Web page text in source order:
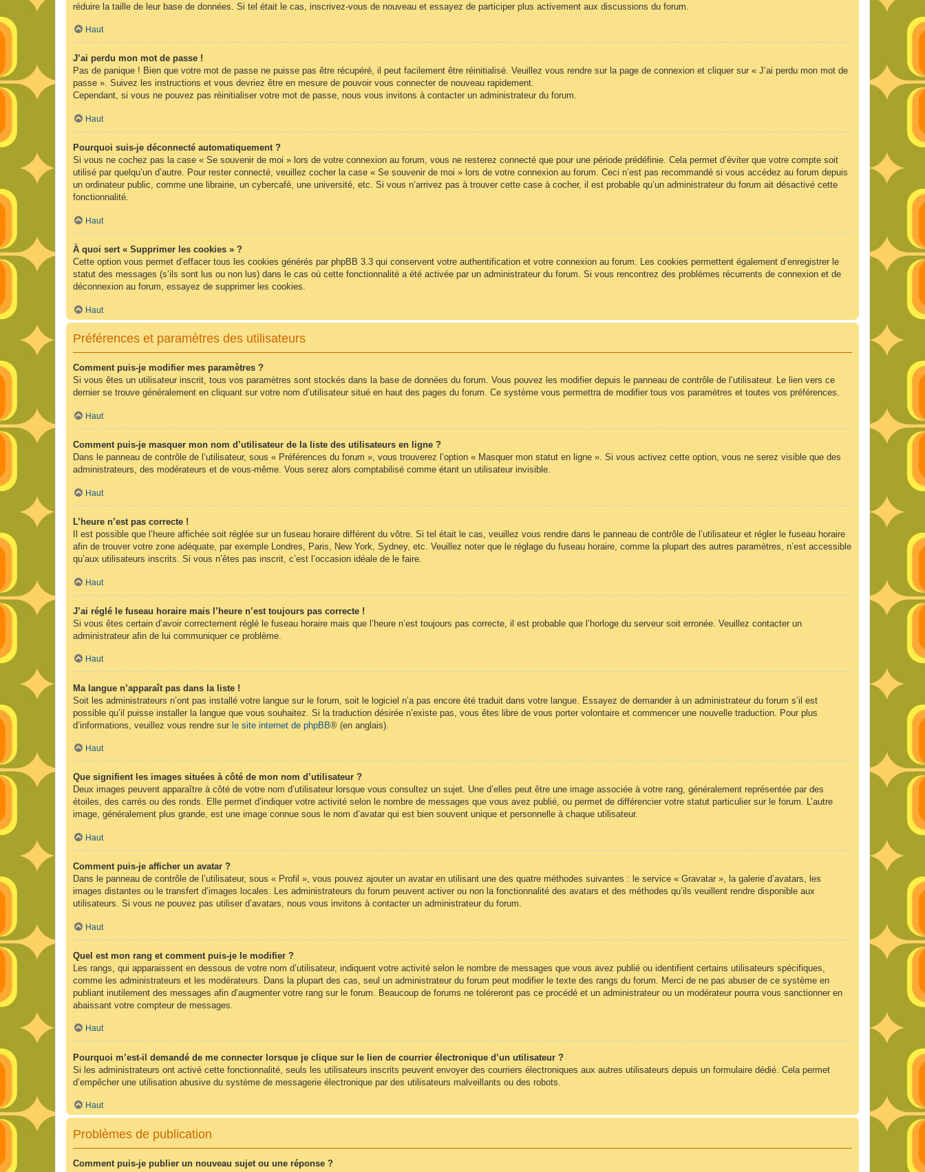
réduire la taille de leur base de données. Si tel était le cas, inscrivez-vous de nouveau et essayez de participer plus activement aux discussions du forum.
Haut
J’ai perdu mon mot de passe !
Pas de panique ! Bien que votre mot de passe ne puisse pas être récupéré, il peut facilement être réinitialisé. Veuillez vous rendre sur la page de connexion et cliquer sur « J’ai perdu mon mot de
passe ». Suivez les instructions et vous devriez être en mesure de pouvoir vous connecter de nouveau rapidement.
Cependant, si vous ne pouvez pas réinitialiser votre mot de passe, nous vous invitons à contacter un administrateur du forum.
Haut
Pourquoi suis-je déconnecté automatiquement ?
Si vous ne cochez pas la case « Se souvenir de moi » lors de votre connexion au forum, vous ne resterez connecté que pour une période prédéfinie. Cela permet d’éviter que votre compte soit
utilisé par quelqu’un d’autre. Pour rester connecté, veuillez cocher la case « Se souvenir de moi » lors de votre connexion au forum. Ceci n’est pas recommandé si vous accédez au forum depuis
un ordinateur public, comme une librairie, un cybercafé, une université, etc. Si vous n’arrivez pas à trouver cette case à cocher, il est probable qu’un administrateur du forum ait désactivé cette
fonctionnalité.
Haut
À quoi sert « Supprimer les cookies » ?
Cette option vous permet d’effacer tous les cookies générés par phpBB 3.3 qui conservent votre authentification et votre connexion au forum. Les cookies permettent également d’enregistrer le
statut des messages (s’ils sont lus ou non lus) dans le cas où cette fonctionnalité a été activée par un administrateur du forum. Si vous rencontrez des problèmes récurrents de connexion et de
déconnexion au forum, essayez de supprimer les cookies.
Haut
Préférences et paramètres des utilisateurs
Comment puis-je modifier mes paramètres ?
Si vous êtes un utilisateur inscrit, tous vos paramètres sont stockés dans la base de données du forum. Vous pouvez les modifier depuis le panneau de contrôle de l’utilisateur. Le lien vers ce
dernier se trouve généralement en cliquant sur votre nom d’utilisateur situé en haut des pages du forum. Ce système vous permettra de modifier tous vos paramètres et toutes vos préférences.
Haut
Comment puis-je masquer mon nom d’utilisateur de la liste des utilisateurs en ligne ?
Dans le panneau de contrôle de l’utilisateur, sous « Préférences du forum », vous trouverez l’option « Masquer mon statut en ligne ». Si vous activez cette option, vous ne serez visible que des
administrateurs, des modérateurs et de vous-même. Vous serez alors comptabilisé comme étant un utilisateur invisible.
Haut
L’heure n’est pas correcte !
Il est possible que l’heure affichée soit réglée sur un fuseau horaire différent du vôtre. Si tel était le cas, veuillez vous rendre dans le panneau de contrôle de l’utilisateur et régler le fuseau horaire
afin de trouver votre zone adéquate, par exemple Londres, Paris, New York, Sydney, etc. Veuillez noter que le réglage du fuseau horaire, comme la plupart des autres paramètres, n’est accessible
qu’aux utilisateurs inscrits. Si vous n’êtes pas inscrit, c’est l’occasion idéale de le faire.
Haut
J’ai réglé le fuseau horaire mais l’heure n’est toujours pas correcte !
Si vous êtes certain d’avoir correctement réglé le fuseau horaire mais que l’heure n’est toujours pas correcte, il est probable que l’horloge du serveur soit erronée. Veuillez contacter un
administrateur afin de lui communiquer ce problème.
Haut
Ma langue n’apparaît pas dans la liste !
Soit les administrateurs n’ont pas installé votre langue sur le forum, soit le logiciel n’a pas encore été traduit dans votre langue. Essayez de demander à un administrateur du forum s’il est
possible qu’il puisse installer la langue que vous souhaitez. Si la traduction désirée n’existe pas, vous êtes libre de vous porter volontaire et commencer une nouvelle traduction. Pour plus
d’informations, veuillez vous rendre sur le site internet de phpBB® (en anglais).
Haut
Que signifient les images situées à côté de mon nom d’utilisateur ?
Deux images peuvent apparaître à côté de votre nom d’utilisateur lorsque vous consultez un sujet. Une d’elles peut être une image associée à votre rang, généralement représentée par des
étoiles, des carrés ou des ronds. Elle permet d’indiquer votre activité selon le nombre de messages que vous avez publié, ou permet de différencier votre statut particulier sur le forum. L’autre
image, généralement plus grande, est une image connue sous le nom d’avatar qui est bien souvent unique et personnelle à chaque utilisateur.
Haut
Comment puis-je afficher un avatar ?
Dans le panneau de contrôle de l’utilisateur, sous « Profil », vous pouvez ajouter un avatar en utilisant une des quatre méthodes suivantes : le service « Gravatar », la galerie d’avatars, les
images distantes ou le transfert d’images locales. Les administrateurs du forum peuvent activer ou non la fonctionnalité des avatars et des méthodes qu’ils veuillent rendre disponible aux
utilisateurs. Si vous ne pouvez pas utiliser d’avatars, nous vous invitons à contacter un administrateur du forum.
Haut
Quel est mon rang et comment puis-je le modifier ?
Les rangs, qui apparaissent en dessous de votre nom d’utilisateur, indiquent votre activité selon le nombre de messages que vous avez publié ou identifient certains utilisateurs spécifiques,
comme les administrateurs et les modérateurs. Dans la plupart des cas, seul un administrateur du forum peut modifier le texte des rangs du forum. Merci de ne pas abuser de ce système en
publiant inutilement des messages afin d’augmenter votre rang sur le forum. Beaucoup de forums ne toléreront pas ce procédé et un administrateur ou un modérateur pourra vous sanctionner en
abaissant votre compteur de messages.
Haut
Pourquoi m’est-il demandé de me connecter lorsque je clique sur le lien de courrier électronique d’un utilisateur ?
Si les administrateurs ont activé cette fonctionnalité, seuls les utilisateurs inscrits peuvent envoyer des courriers électroniques aux autres utilisateurs depuis un formulaire dédié. Cela permet
d’empêcher une utilisation abusive du système de messagerie électronique par des utilisateurs malveillants ou des robots.
Haut
Problèmes de publication
Comment puis-je publier un nouveau sujet ou une réponse ?